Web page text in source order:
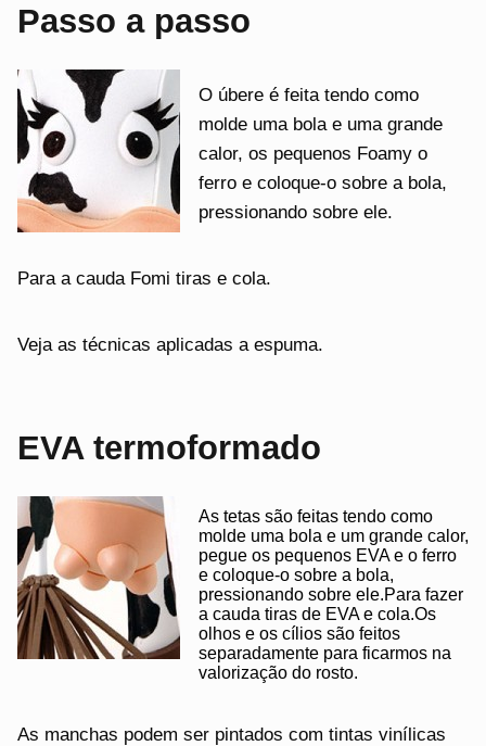
Passo a passo
O úbere é feita tendo como
molde uma bola e uma grande
calor, os pequenos Foamy o
ferro e coloque-o sobre a bola,
pressionando sobre ele.
Para a cauda Fomi tiras e cola.
Veja as técnicas aplicadas a espuma.
EVA termoformado
As tetas são feitas tendo como
molde uma bola e um grande calor,
pegue os pequenos EVA e o ferro
e coloque-o sobre a bola,
pressionando sobre ele.Para fazer
a cauda tiras de EVA e cola.Os
olhos e os cílios são feitos
separadamente para ficarmos na
valorização do rosto.
As manchas podem ser pintados com tintas vinílicas